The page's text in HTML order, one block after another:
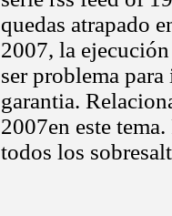
quedas atrapado
2007, la
ser problema
garantia.
2007en este
todos los